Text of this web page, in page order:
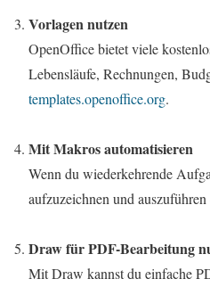
Vorlagen nutzen
OpenOffice bietet viele
Lebensläufe, Rechnungen,
templates.openoffice.org.
Mit Makros automatisieren
Wenn du wiederkehrende
aufzuzeichnen und
Draw für PDF-Bearbeitung
Mit Draw kannst du einfache